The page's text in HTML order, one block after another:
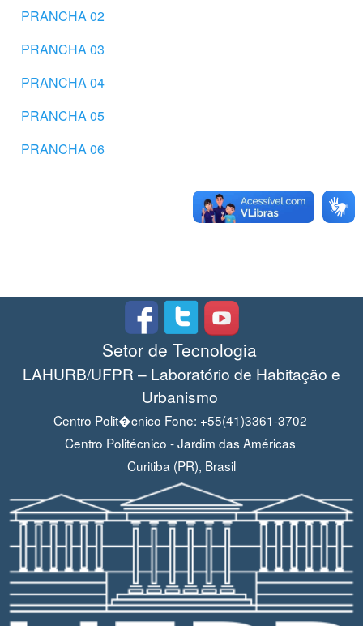
PRANCHA 02
PRANCHA 03
PRANCHA 04
PRANCHA 05
PRANCHA 06
Setor de Tecnologia
LAHURB/UFPR – Laboratório de Habitação e
Urbanismo
Centro Polit�cnico Fone: +55(41)3361-3702
Centro Politécnico - Jardim das Américas
Curitiba (PR), Brasil